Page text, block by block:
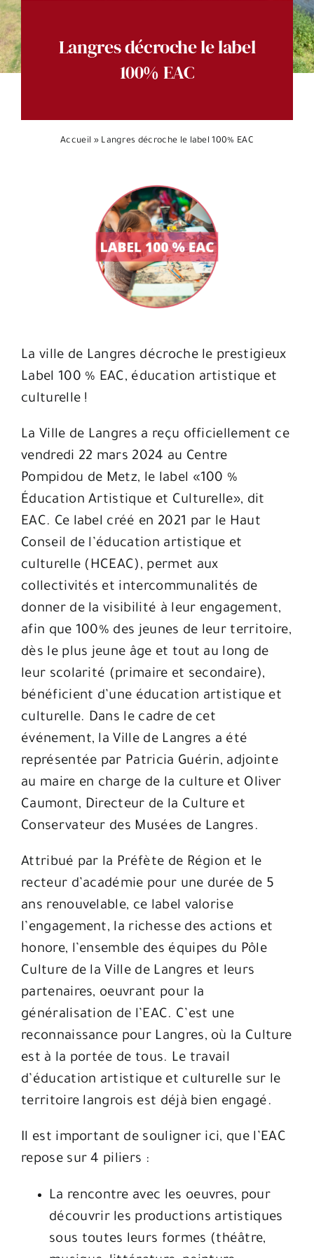
Espace citoyens
Langres décroche le label
100% EAC
Accueil » Langres décroche le label 100% EAC
La ville de Langres décroche le prestigieux
Label 100 % EAC, éducation artistique et
culturelle !
La Ville de Langres a reçu officiellement ce
vendredi 22 mars 2024 au Centre
Pompidou de Metz, le label «100 %
Éducation Artistique et Culturelle», dit
EAC. Ce label créé en 2021 par le Haut
Conseil de l’éducation artistique et
culturelle (HCEAC), permet aux
collectivités et intercommunalités de
donner de la visibilité à leur engagement,
afin que 100% des jeunes de leur territoire,
dès le plus jeune âge et tout au long de
leur scolarité (primaire et secondaire),
bénéficient d’une éducation artistique et
culturelle. Dans le cadre de cet
événement, la Ville de Langres a été
représentée par Patricia Guérin, adjointe
au maire en charge de la culture et Oliver
Caumont, Directeur de la Culture et
Conservateur des Musées de Langres.
Attribué par la Préfète de Région et le
recteur d’académie pour une durée de 5
ans renouvelable, ce label valorise
l’engagement, la richesse des actions et
honore, l’ensemble des équipes du Pôle
Culture de la Ville de Langres et leurs
partenaires, oeuvrant pour la
généralisation de l’EAC. C’est une
reconnaissance pour Langres, où la Culture
est à la portée de tous. Le travail
d’éducation artistique et culturelle sur le
territoire langrois est déjà bien engagé.
Il est important de souligner ici, que l’EAC
repose sur 4 piliers :
La rencontre avec les oeuvres, pour
découvrir les productions artistiques
sous toutes leurs formes (théâtre,